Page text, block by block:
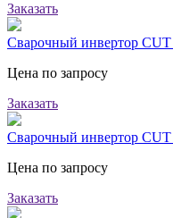
Заказать
Сварочный инвертор
Цена по запросу
Заказать
Сварочный инвертор
Цена по запросу
Заказать